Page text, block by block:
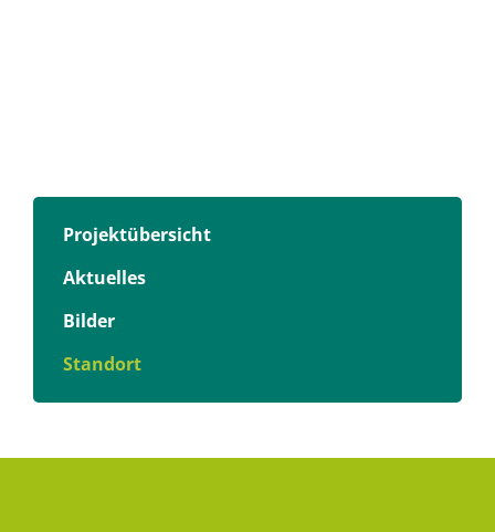
Projektübersicht
Aktuelles
Bilder
Standort